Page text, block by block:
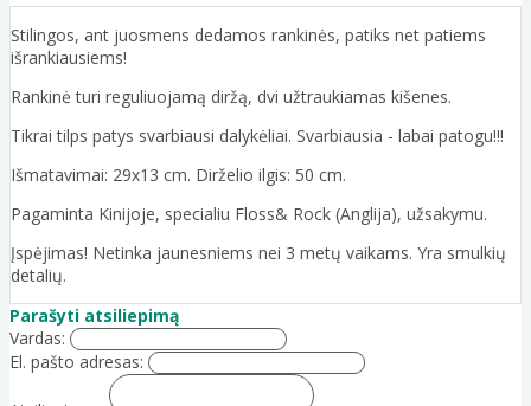
Stilingos, ant juosmens dedamos rankinės, patiks net patiems
išrankiausiems!
Rankinė turi reguliuojamą diržą, dvi užtraukiamas kišenes.
Tikrai tilps patys svarbiausi dalykėliai. Svarbiausia - labai patogu!!!
Išmatavimai: 29x13 cm. Dirželio ilgis: 50 cm.
Pagaminta Kinijoje, specialiu Floss& Rock (Anglija), užsakymu.
Įspėjimas! Netinka jaunesniems nei 3 metų vaikams. Yra smulkių
detalių.
Parašyti atsiliepimą
Vardas:
El. pašto adresas: